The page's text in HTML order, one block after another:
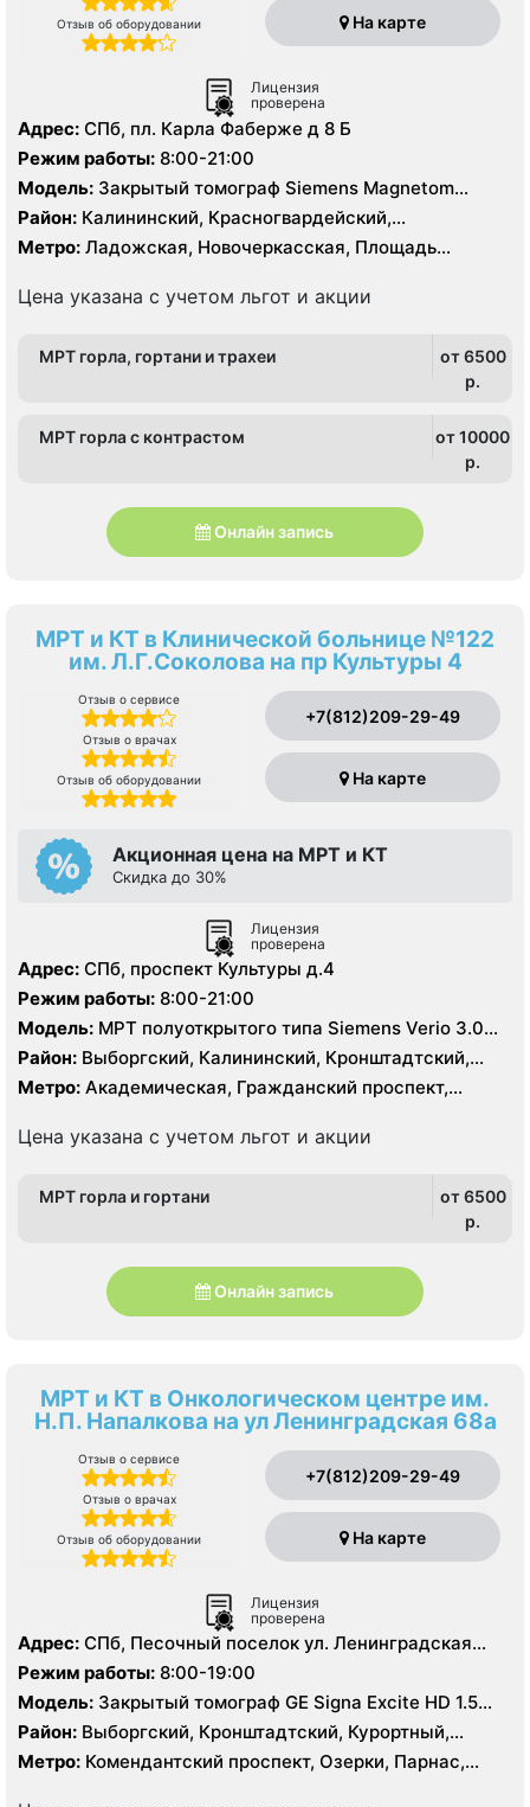
Отзыв об оборудовании На карте
Лицензия
проверена
Адрес: СПб, пл. Карла Фаберже д 8 Б
Режим работы: 8:00-21:00
Модель: Закрытый томограф Siemens Magnetom
Symphony
Район: Калининский, Красногвардейский,
Ленинградская область, Невский, Центральный
Метро: Ладожская, Новочеркасская, Площадь
Дыбенко
Цена указана с учетом льгот и акции
МРТ горла, гортани и трахеи
от 6500
p.
МРТ горла с контрастом
от 10000
p.
Онлайн запись
МРТ и КТ в Клинической больнице №122
им. Л.Г.Соколова на пр Культуры 4
Отзыв о сервисе
Отзыв о врачах
Отзыв об оборудовании
+7(812)209-29-49
На карте
Акционная цена на МРТ и КТ
Скидка до 30%
Лицензия
проверена
Адрес: СПб, проспект Культуры д.4
Режим работы: 8:00-21:00
Модель: МРТ полуоткрытого типа Siemens Verio 3.0
Тесла, МРТ GE Signa HDx 1.5 Тесла, КТ Siemens
Somatom Definition 64 среза
Район: Выборгский, Калининский, Кронштадтский,
Курортный, Ленинградская область, Приморский
Метро: Академическая, Гражданский проспект,
Политехническая, Проспект Просвещения, Удельная
Цена указана с учетом льгот и акции
МРТ горла и гортани
от 6500
p.
Онлайн запись
МРТ и КТ в Онкологическом центре им.
Н.П. Напалкова на ул Ленинградская 68а
Отзыв о сервисе
Отзыв о врачах
Отзыв об оборудовании
+7(812)209-29-49
На карте
Лицензия
проверена
Адрес: СПб, Песочный поселок ул. Ленинградская
д.68а
Режим работы: 8:00-19:00
Модель: Закрытый томограф GE Signa Excite HD 1.5
Тесла, Siemens Magnetom 1.5 Тесла, КТ Philips
Brilliance 128 срезов
Район: Выборгский, Кронштадтский, Курортный,
Ленинградская область
Метро: Комендантский проспект, Озерки, Парнас,